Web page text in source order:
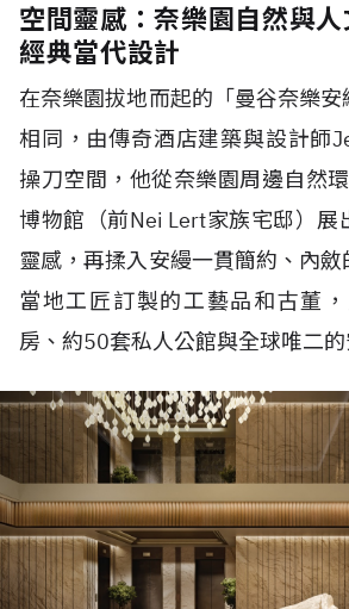
空間靈感：奈樂園自然與
經典當代設計
在奈樂園拔地而起的「曼谷奈樂
相同，由傳奇酒店建築與設計師
操刀空間，他從奈樂園周邊自然
博物館（前Nei Lert家族宅邸）展
靈感，再揉入安縵一貫簡約、內
當地工匠訂製的工藝品和古董
房、約50套私人公館與全球唯二的